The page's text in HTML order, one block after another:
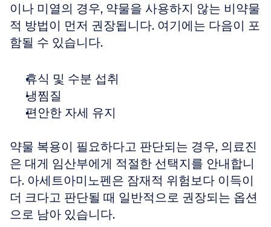
이나 미열의 경우, 약물을 사용하지 않는 비약물
적 방법이 먼저 권장됩니다. 여기에는 다음이 포
함될 수 있습니다.
휴식 및 수분 섭취
냉찜질
편안한 자세 유지
약물 복용이 필요하다고 판단되는 경우, 의료진
은 대게 임산부에게 적절한 선택지를 안내합니
다. 아세트아미노펜은 잠재적 위험보다 이득이
더 크다고 판단될 때 일반적으로 권장되는 옵션
으로 남아 있습니다.